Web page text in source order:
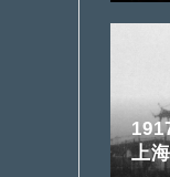
上